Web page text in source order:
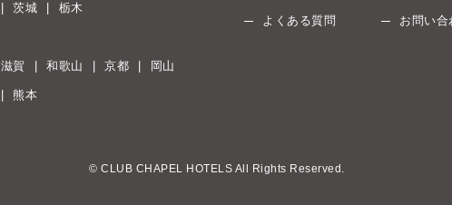
茨城 栃木
滋賀 和歌山 京都 岡山
熊本
よくある質問 お問い合
© CLUB CHAPEL HOTELS All Rights Reserved.